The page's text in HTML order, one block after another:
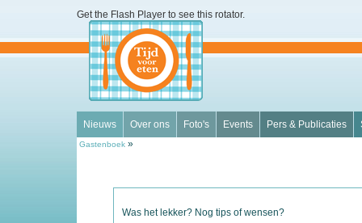
Get the Flash Player to see this rotator.
Nieuws Over ons Foto's Events Pers & Publicaties
Gastenboek »
Was het lekker? Nog tips of wensen?